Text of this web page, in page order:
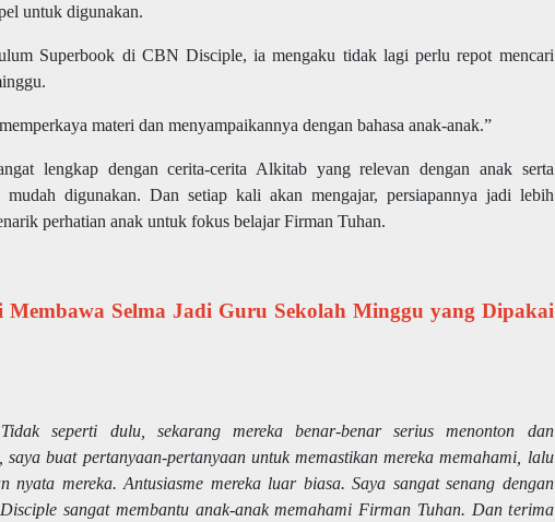
untuk digunakan.
Superbook di CBN Disciple, ia mengaku tidak lagi perlu repot mencari
materi dan menyampaikannya dengan bahasa anak-anak.”
lengkap dengan cerita-cerita Alkitab yang relevan dengan anak serta
digunakan. Dan setiap kali akan mengajar, persiapannya jadi lebih
perhatian anak untuk fokus belajar Firman Tuhan.
Membawa Selma Jadi Guru Sekolah Minggu yang Dipakai
seperti dulu, sekarang mereka benar-benar serius menonton dan
saya buat pertanyaan-pertanyaan untuk memastikan mereka memahami, lalu
nyata mereka. Antusiasme mereka luar biasa. Saya sangat senang dengan
sangat membantu anak-anak memahami Firman Tuhan. Dan terima